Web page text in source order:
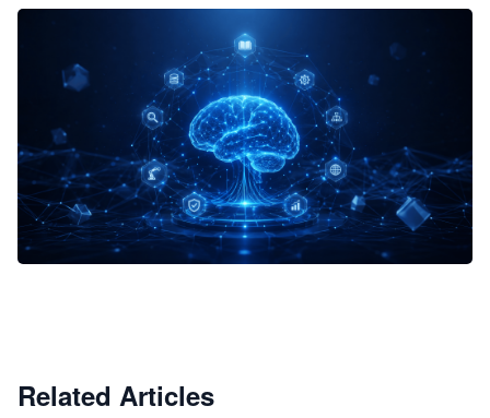
Related Articles